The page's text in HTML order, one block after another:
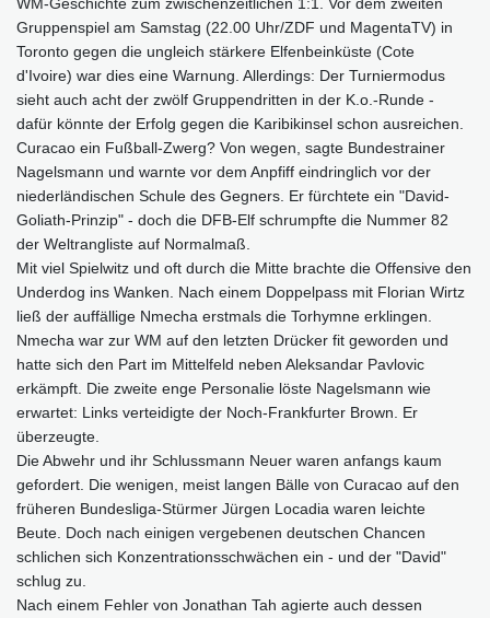
Gruppenspiel am Samstag (22.00 Uhr/ZDF und MagentaTV) in
Toronto gegen die ungleich stärkere Elfenbeinküste (Cote
d'Ivoire) war dies eine Warnung. Allerdings: Der Turniermodus
sieht auch acht der zwölf Gruppendritten in der K.o.-Runde -
dafür könnte der Erfolg gegen die Karibikinsel schon ausreichen.
Curacao ein Fußball-Zwerg? Von wegen, sagte Bundestrainer
Nagelsmann und warnte vor dem Anpfiff eindringlich vor der
niederländischen Schule des Gegners. Er fürchtete ein "David-
Goliath-Prinzip" - doch die DFB-Elf schrumpfte die Nummer 82
der Weltrangliste auf Normalmaß.
Mit viel Spielwitz und oft durch die Mitte brachte die Offensive den
Underdog ins Wanken. Nach einem Doppelpass mit Florian Wirtz
ließ der auffällige Nmecha erstmals die Torhymne erklingen.
Nmecha war zur WM auf den letzten Drücker fit geworden und
hatte sich den Part im Mittelfeld neben Aleksandar Pavlovic
erkämpft. Die zweite enge Personalie löste Nagelsmann wie
erwartet: Links verteidigte der Noch-Frankfurter Brown. Er
überzeugte.
Die Abwehr und ihr Schlussmann Neuer waren anfangs kaum
gefordert. Die wenigen, meist langen Bälle von Curacao auf den
früheren Bundesliga-Stürmer Jürgen Locadia waren leichte
Beute. Doch nach einigen vergebenen deutschen Chancen
schlichen sich Konzentrationsschwächen ein - und der "David"
schlug zu.
Nach einem Fehler von Jonathan Tah agierte auch dessen